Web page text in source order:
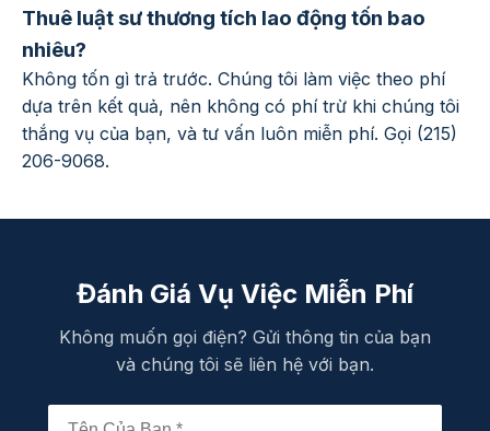
Thuê luật sư thương tích lao động tốn bao
nhiêu?
Không tốn gì trả trước. Chúng tôi làm việc theo phí
dựa trên kết quả, nên không có phí trừ khi chúng tôi
thắng vụ của bạn, và tư vấn luôn miễn phí. Gọi (215)
206-9068.
Đánh Giá Vụ Việc Miễn Phí
Không muốn gọi điện? Gửi thông tin của bạn
và chúng tôi sẽ liên hệ với bạn.